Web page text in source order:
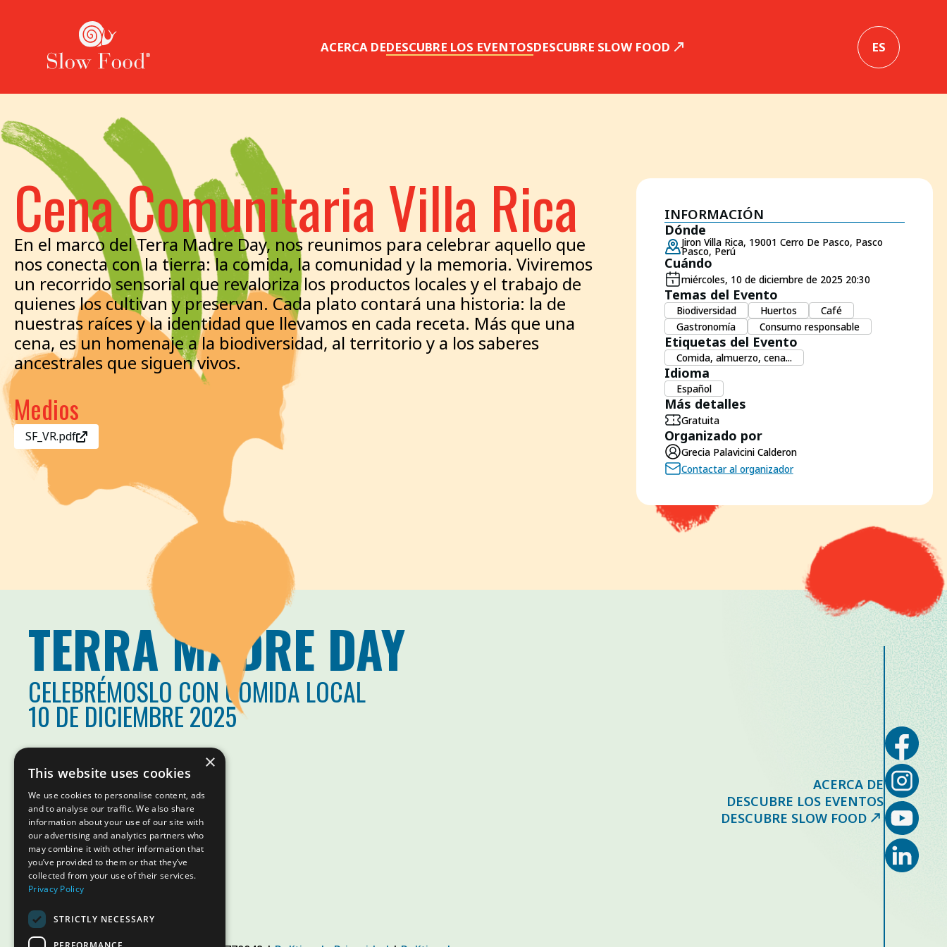
ACERCA DEDESCUBRE LOS EVENTOSDESCUBRE SLOW FOOD ES
Cena Comunitaria Villa Rica
En el marco del Terra Madre Day, nos reunimos para celebrar aquello que
nos conecta con la tierra: la comida, la comunidad y la memoria. Viviremos
un recorrido sensorial que revaloriza los productos locales y el trabajo de
quienes los cultivan y preservan. Cada plato contará una historia: la de
nuestras raíces y la identidad que llevamos en cada receta. Más que una
cena, es un homenaje a la biodiversidad, al territorio y a los saberes
ancestrales que siguen vivos.
Medios
SF_VR.pdf
INFORMACIÓN
Dónde
Jiron Villa Rica, 19001 Cerro De Pasco, Pasco
Pasco, Perú
Cuándo
miércoles, 10 de diciembre de 2025 20:30
Temas del Evento
Biodiversidad Huertos
Café
Gastronomía
Consumo responsable
Etiquetas del Evento
Comida, almuerzo, cena...
Idioma
Español
Más detalles
Gratuita
Organizado por
Grecia Palavicini Calderon
Contactar al organizador
TERRA MADRE DAY
CELEBRÉMOSLO CON COMIDA LOCAL
10 DE DICIEMBRE 2025
ACERCA DE
DESCUBRE LOS EVENTOS
DESCUBRE SLOW FOOD
×
This website uses cookies
We use cookies to personalise content, ads
and to analyse our traffic. We also share
information about your use of our site with
our advertising and analytics partners who
may combine it with other information that
you’ve provided to them or that they’ve
collected from your use of their services.
Privacy Policy
STRICTLY NECESSARY